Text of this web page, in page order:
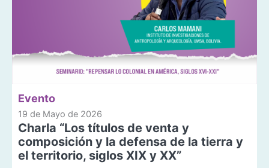
Evento
19 de Mayo de 2026
Charla “Los títulos de venta y
composición y la defensa de la tierra y
el territorio, siglos XIX y XX”